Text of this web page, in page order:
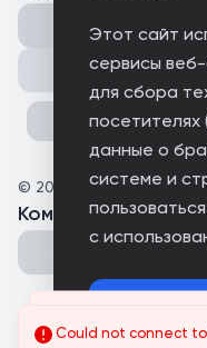
Этот сайт
сервисы
для сбора
посетителях
данные о
системе и
с
© 2026 mitya006
Комментарии(0 )
Could not connect